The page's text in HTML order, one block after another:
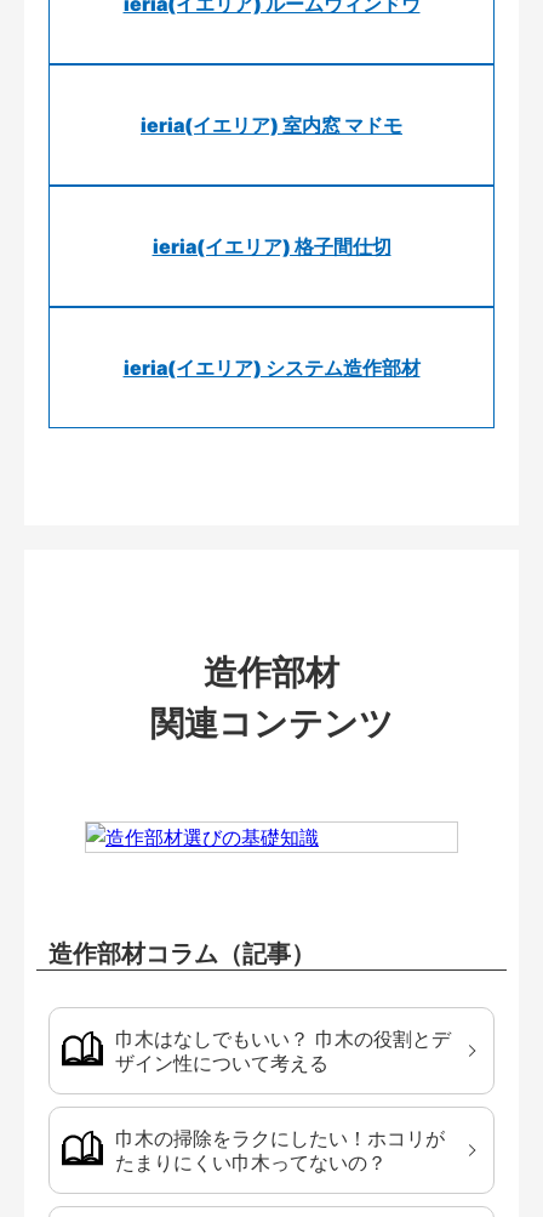
ieria(イエリア) 室内窓 マドモ
ieria(イエリア) 格子間仕切
ieria(イエリア) システム造作部材
造作部材
関連コンテンツ
造作部材コラム（記事）
巾木はなしでもいい？ 巾木の役割とデ
ザイン性について考える
巾木の掃除をラクにしたい！ホコリが
たまりにくい巾木ってないの？